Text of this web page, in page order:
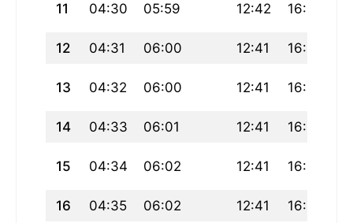
11 04:30 05:59 12:42 16:21
12 04:31 06:00 12:41 16:20
13 04:32 06:00 12:41 16:20
14 04:33 06:01 12:41 16:20
15 04:34 06:02 12:41 16:20
16 04:35 06:02 12:41 16:19